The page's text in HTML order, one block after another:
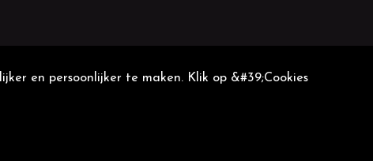
en persoonlijker te maken. Klik op &#39;Cookies